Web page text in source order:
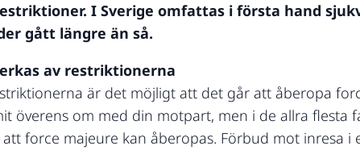
I Sverige omfattas i första hand
gått längre än så.
av restriktionerna
är det möjligt att det går att åberopa
överens om med din motpart, men i de allra flesta
force majeure kan åberopas. Förbud mot inresa